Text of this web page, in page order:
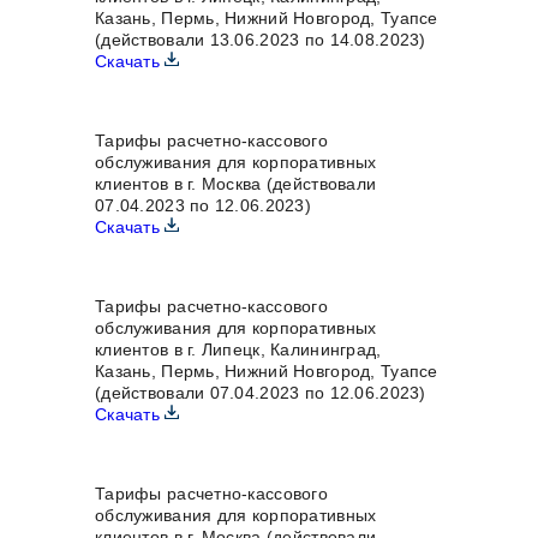
Казань, Пермь, Нижний Новгород, Туапсе
(действовали 13.06.2023 по 14.08.2023)
Скачать
Тарифы расчетно-кассового
обслуживания для корпоративных
клиентов в г. Москва (действовали
07.04.2023 по 12.06.2023)
Скачать
Тарифы расчетно-кассового
обслуживания для корпоративных
клиентов в г. Липецк, Калининград,
Казань, Пермь, Нижний Новгород, Туапсе
(действовали 07.04.2023 по 12.06.2023)
Скачать
Тарифы расчетно-кассового
обслуживания для корпоративных